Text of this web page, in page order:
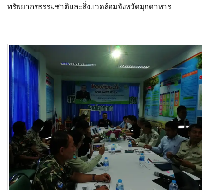
ทรัพยากรธรรมชาติและสิ่งแวดล้อมจังหวัดมุกดาหาร